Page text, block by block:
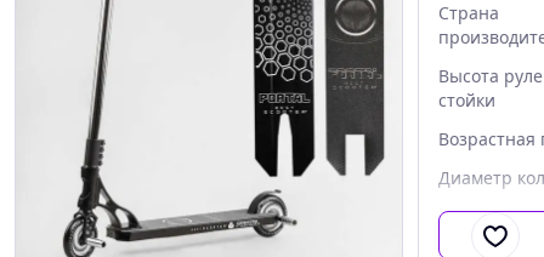
Страна
Высота
стойки
Возрастная
Диаметр